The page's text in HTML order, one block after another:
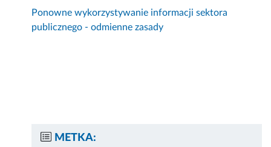
Ponowne wykorzystywanie informacji sektora
publicznego - odmienne zasady
METKA: